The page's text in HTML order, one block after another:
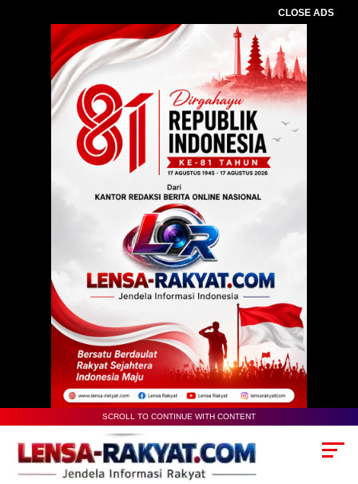
CLOSE ADS
SCROLL TO CONTINUE WITH CONTENT